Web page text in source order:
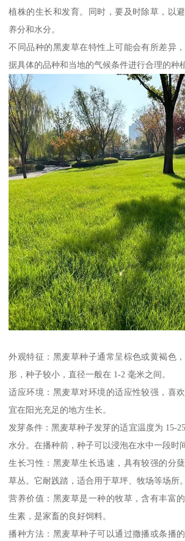
植株的生长和发育。同时，要及时除草，以
养分和水分。
不同品种的黑麦草在特性上可能会有所差异
据具体的品种和当地的气候条件进行合理的种
外观特征：黑麦草种子通常呈棕色或黄褐色
形，种子较小，直径一般在 1-2 毫米之间。
适应环境：黑麦草对环境的适应性较强，喜
宜在阳光充足的地方生长。
发芽条件：黑麦草种子发芽的适宜温度为 15-
水分。在播种前，种子可以浸泡在水中一段时
生长习性：黑麦草生长迅速，具有较强的分
草丛。它耐践踏，适合用于草坪、牧场等场所。
营养价值：黑麦草是一种的牧草，含有丰富
生素，是家畜的良好饲料。
播种方法：黑麦草种子可以通过撒播或条播